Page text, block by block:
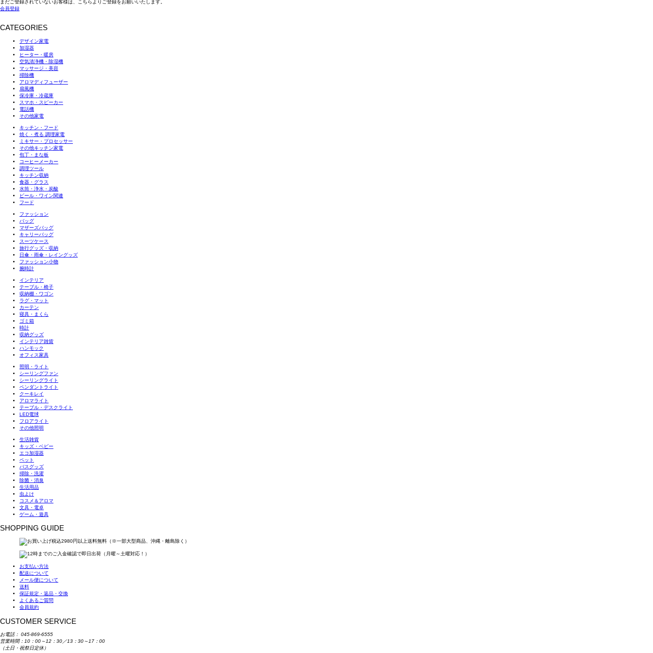
まだご登録されていないお客様は、こちらよりご登録をお願いいたします。
会員登録
CATEGORIES
デザイン家電
加湿器
ヒーター・暖房
空気清浄機・除湿機
マッサージ・美容
掃除機
アロマディフューザー
扇風機
保冷庫・冷蔵庫
スマホ・スピーカー
電話機
その他家電
キッチン・フード
焼く・煮る 調理家電
ミキサー・プロセッサー
その他キッチン家電
包丁・まな板
コーヒーメーカー
調理ツール
キッチン収納
食器・グラス
水筒・浄水・炭酸
ビール・ワイン関連
フード
ファッション
バッグ
マザーズバッグ
キャリーバッグ
スーツケース
旅行グッズ・収納
日傘・雨傘・レイングッズ
ファッション小物
腕時計
インテリア
テーブル・椅子
収納棚・ワゴン
ラグ・マット
カーテン
寝具・まくら
ゴミ箱
時計
収納グッズ
インテリア雑貨
ハンモック
オフィス家具
照明・ライト
シーリングファン
シーリングライト
ペンダントライト
クーキレイ
アロマライト
テーブル・デスクライト
LED電球
フロアライト
その他照明
生活雑貨
キッズ・ベビー
エコ加湿器
ペット
バスグッズ
掃除・洗濯
除菌・消臭
生活用品
虫よけ
コスメ＆アロマ
文具・電卓
ゲーム・遊具
SHOPPING GUIDE
お支払い方法
配送について
メール便について
送料
保証規定・返品・交換
よくあるご質問
会員規約
CUSTOMER SERVICE
お電話： 045-869-6555
営業時間：10：00～12：30／13：30～17：00
（土日・祝祭日定休）